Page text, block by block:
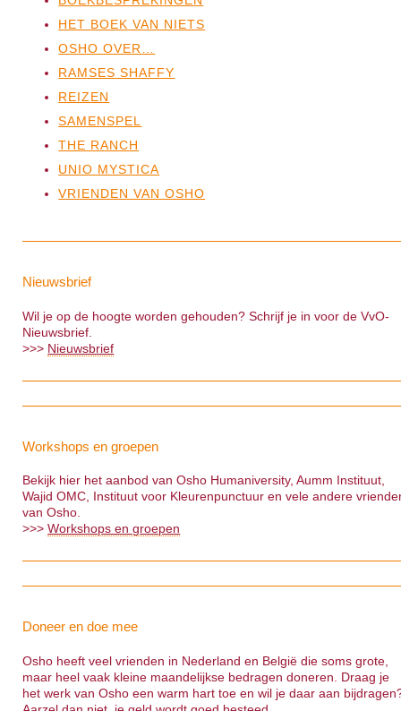
HET BOEK VAN NIETS
OSHO OVER…
RAMSES SHAFFY
REIZEN
SAMENSPEL
THE RANCH
UNIO MYSTICA
VRIENDEN VAN OSHO
Nieuwsbrief
Wil je op de hoogte worden gehouden? Schrijf je in voor de VvO-
Nieuwsbrief.
>>> Nieuwsbrief
Workshops en groepen
Bekijk hier het aanbod van Osho Humaniversity, Aumm Instituut,
Wajid OMC, Instituut voor Kleurenpunctuur en vele andere
van Osho.
>>>Workshops en groepen
Doneer en doe mee
Osho heeft veel vrienden in Nederland en België die soms grote,
maar heel vaak kleine maandelijkse bedragen doneren. Draag je
het werk van Osho een warm hart toe en wil je daar aan